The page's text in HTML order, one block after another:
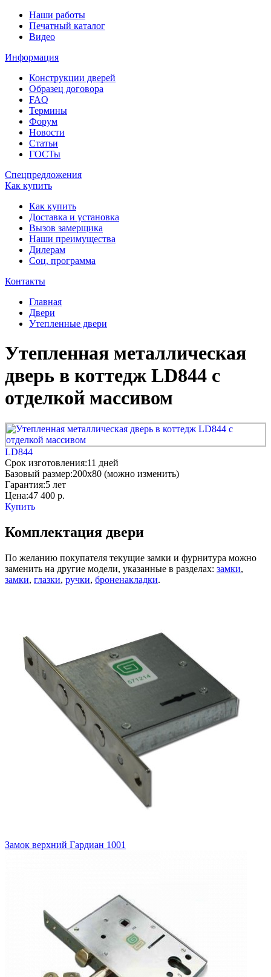
Наши работы
Печатный каталог
Видео
Информация
Конструкции дверей
Образец договора
FAQ
Термины
Форум
Новости
Статьи
ГОСТы
Спецпредложения
Как купить
Как купить
Доставка и установка
Вызов замерщика
Наши преимущества
Дилерам
Соц. программа
Контакты
Главная
Двери
Утепленные двери
Утепленная металлическая
дверь в коттедж LD844 с
отделкой массивом
LD844
Срок изготовления:11 дней
Базовый размер:200x80 (можно изменить)
Гарантия:5 лет
Цена:47 400 р.
Купить
Комплектация двери
По желанию покупателя текущие замки и фурнитура можно
заменить на другие модели, указанные в разделах: замки,
замки, глазки, ручки, броненакладки.
Замок верхний Гардиан 1001